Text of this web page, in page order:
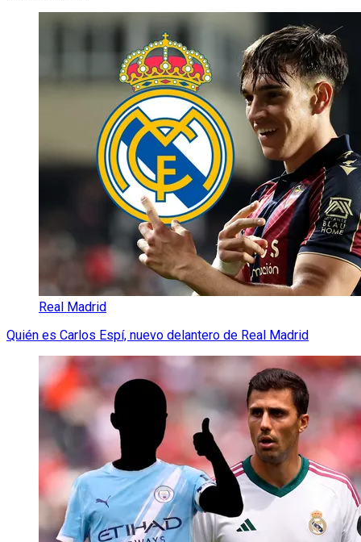
Real Madrid
Quién es Carlos Espí, nuevo delantero de Real Madrid